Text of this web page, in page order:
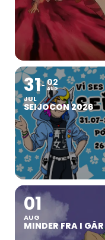
31
JUL
02
AUG
SEIJOCON 2026
01
AUG
MINDER FRA I